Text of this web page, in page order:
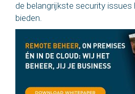
de belangrijkste security
bieden.